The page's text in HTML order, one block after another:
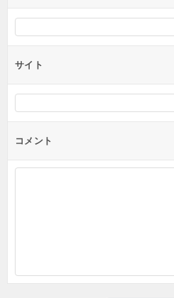
サイト
コメント